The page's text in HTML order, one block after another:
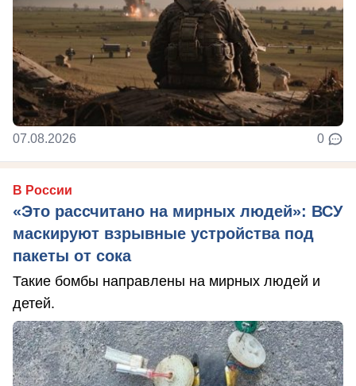
07.08.2026 0
В России
«Это рассчитано на мирных людей»: ВСУ
маскируют взрывные устройства под
пакеты от сока
Такие бомбы направлены на мирных людей и
детей.